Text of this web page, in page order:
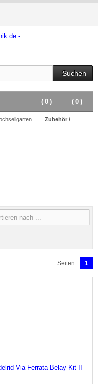
Suchen
( 0 )
( 0 )
Zubehör /
Seiten: 1
Via Ferrata Belay Kit II